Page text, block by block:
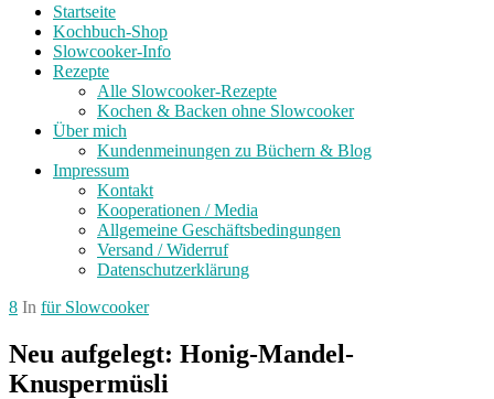
Startseite
Kochbuch-Shop
Slowcooker-Info
Rezepte
Alle Slowcooker-Rezepte
Kochen & Backen ohne Slowcooker
Über mich
Kundenmeinungen zu Büchern & Blog
Impressum
Kontakt
Kooperationen / Media
Allgemeine Geschäftsbedingungen
Versand / Widerruf
Datenschutzerklärung
8 In für Slowcooker
Neu aufgelegt: Honig-Mandel-
Knuspermüsli